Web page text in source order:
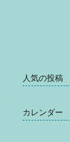
人気の投稿
カレンダー